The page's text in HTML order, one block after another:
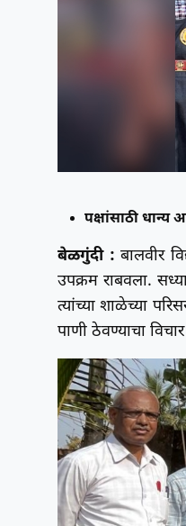
पक्षांसाठी
बेळगुंदी : बालवीर
उपक्रम राबवला.
त्यांच्या शाळेच्या
पाणी ठेवण्याचा